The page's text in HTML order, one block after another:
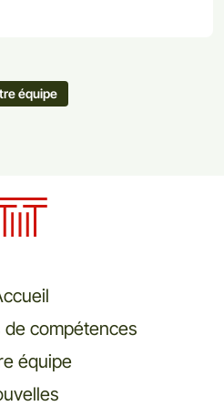
équipe
de compétences
équipe